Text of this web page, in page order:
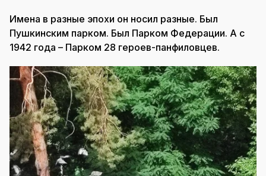
Имена в разные эпохи он носил разные. Был
Пушкинским парком. Был Парком Федерации. А с
1942 года – Парком 28 героев-панфиловцев.